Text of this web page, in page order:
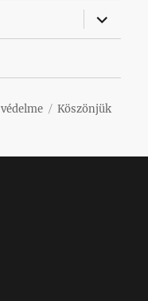
almenü
Köszönjük